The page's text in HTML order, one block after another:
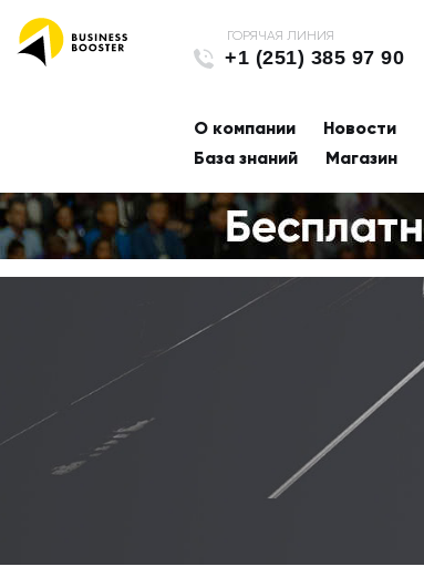
+1 (251) 385 97 90
О компании Новости
База знаний
Магазин